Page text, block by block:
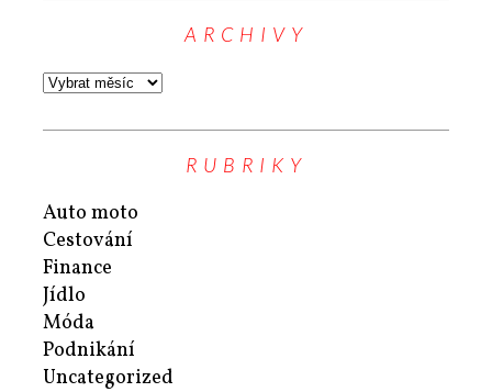
ARCHIVY
RUBRIKY
Auto moto
Cestování
Finance
Jídlo
Móda
Podnikání
Uncategorized